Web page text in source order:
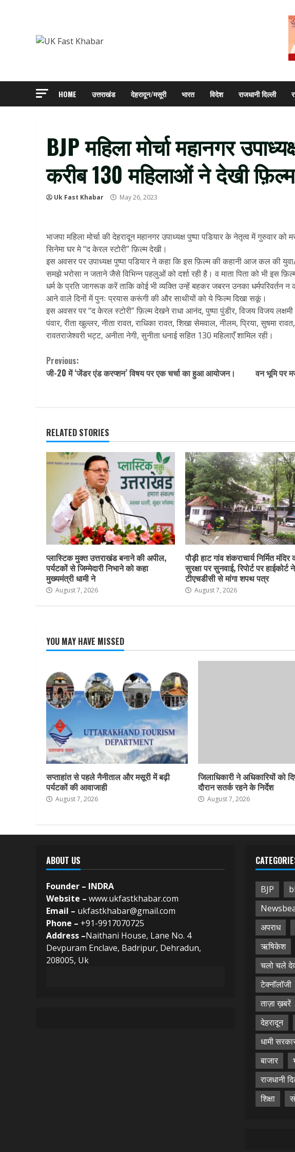
HOME उत्तराखंड देहरादून/मसूरी भारत विदेश राजधानी दिल्ली
BJP महिला मोर्चा महानगर
करीब 130 महिलाओं ने देखी
Uk Fast Khabar May 26, 2023
भाजपा महिला मोर्चा की देहरादून महानगर उपाध्यक्ष पुष्पा पडियार के नेतृत्व में गुरुवार
सिनेमा घर मे “द केरल स्टोरी” फ़िल्म देखी।
इस अवसर पर उपाध्यक्ष पुष्पा पडियार ने कहा कि इस फ़िल्म की कहानी आज कल की
समझे भरोसा न जताने जैसे विभिन्न पहलुओं को दर्शा रही है। व माता पिता को भी इस
धर्म के प्रति जागरूक करें ताकि कोई भी व्यक्ति उन्हें बहकर जबरन उनका धर्मपरिवर्तन
आने वाले दिनों में पुनः प्रयास करूंगी की और साथीयों को ये फिल्म दिखा सकूं।
इस अवसर पर “द केरल स्टोरी” फ़िल्म देखने राधा आनंद, पुष्पा पुंडीर, विजय विजय
पंवार, रीता खुल्लर, नीता रावत, राधिका रावत, शिखा सेमवाल, नीलम, प्रिया, सुषमा
रावतराजेश्वरी भट्ट, अनीता नेगी, सुनीता धनाई सहित 130 महिलाएँ शामिल रही।
Continue
Reading
Previous:
जी-20 में ‘जेंडर एंड करप्शन’ विषय पर एक चर्चा का हुआ आयोजन।
वन भूमि पर
RELATED STORIES
प्लास्टिक मुक्त उत्तराखंड बनाने की अपील,
पर्यटकों से जिम्मेदारी निभाने को कहा
मुख्यमंत्री धामी ने
August 7, 2026
पौड़ी हाट गांव शंकराचार्य निर्मित मंदिर
सुरक्षा पर सुनवाई, रिपोर्ट पर हाईकोर्ट ने
टीएचडीसी से मांगा शपथ पत्र
August 7, 2026
YOU MAY HAVE MISSED
सप्ताहांत से पहले नैनीताल और मसूरी में बढ़ी
पर्यटकों की आवाजाही
August 7, 2026
जिलाधिकारी ने अधिकारियों को
दौरान सतर्क रहने के निर्देश
August 7, 2026
ABOUT US
Founder – INDRA
Website – www.ukfastkhabar.com
Email – ukfastkhabar@gmail.com
Phone – +91-9917070725
Address –Naithani House, Lane No. 4
Devpuram Enclave, Badripur, Dehradun,
208005, Uk
BJP
अपराध
ऋषिकेश
चलो चले
टेक्नॉलॉजी
ताज़ा ख़बरें
देहरादून
धामी
बाजार
राजधानी
शिक्षा